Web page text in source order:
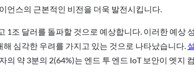
언스의 근본적인 비전을 더욱 발전시킵니다.
1조 달러를 돌파할 것으로 예상합니다. 이러한 예상
심각한 우려를 가지고 있는 것으로 나타났습니다.
약 3분의 2(64%)는 엔드 투 엔드 IoT 보안이 엣지